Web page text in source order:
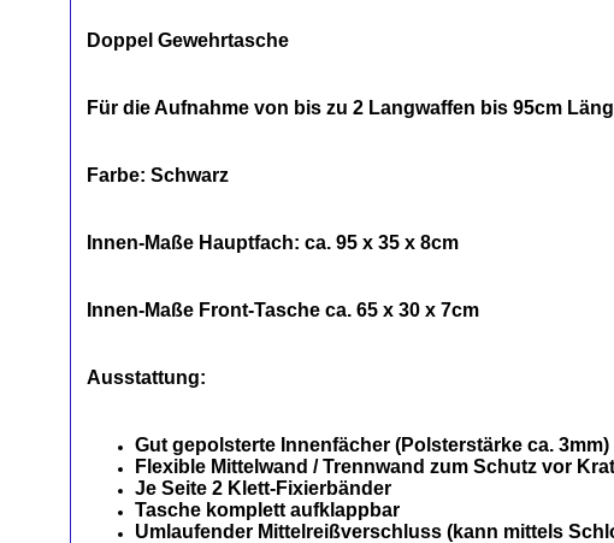
Doppel Gewehrtasche
Für die Aufnahme von bis zu 2 Langwaffen bis 95cm
Farbe: Schwarz
Innen-Maße Hauptfach: ca. 95 x 35 x 8cm
Innen-Maße Front-Tasche ca. 65 x 30 x 7cm
Ausstattung:
Gut gepolsterte Innenfächer (Polsterstärke ca. 3mm)
Flexible Mittelwand / Trennwand zum Schutz vor
Je Seite 2 Klett-Fixierbänder
Tasche komplett aufklappbar
Umlaufender Mittelreißverschluss (kann mittels